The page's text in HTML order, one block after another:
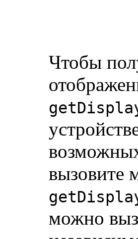
Чтобы
вызовите
можно